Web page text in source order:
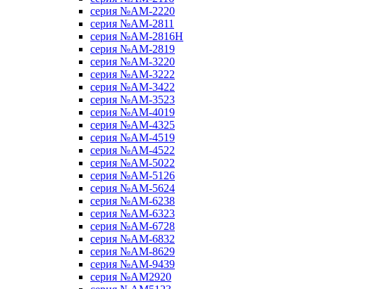
серия №AM-2220
серия №AM-2811
серия №AM-2816H
серия №AM-2819
серия №AM-3220
серия №AM-3222
серия №AM-3422
серия №AM-3523
серия №AM-4019
серия №AM-4325
серия №AM-4519
серия №AM-4522
серия №AM-5022
серия №AM-5126
серия №AM-5624
серия №AM-6238
серия №AM-6323
серия №AM-6728
серия №AM-6832
серия №AM-8629
серия №AM-9439
серия №AM2920